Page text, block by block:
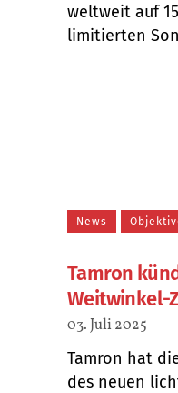
weltweit auf
limitierten
News
Tamron
Weitwinkel-
03. Juli 2025
Tamron hat
des neuen